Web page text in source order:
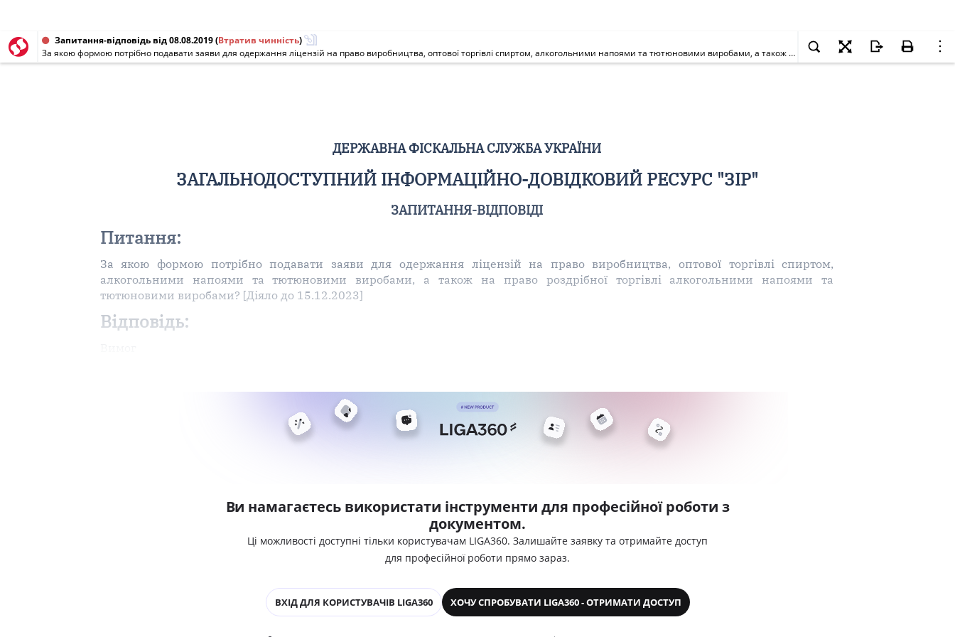
Запитання-відповідь від 08.08.2019(Втратив чинність)
За якою формою потрібно подавати заяви для одержання ліцензій на право виробництва, оптової торгівлі спиртом, алкогольними напоями та тютюновими виробами, а також на право роздрібної торгівлі алкогольними напоями та тютюновими виробами? [Діяло до 15.12.2023]
ДЕРЖАВНА ФІСКАЛЬНА СЛУЖБА УКРАЇНИ
ЗАГАЛЬНОДОСТУПНИЙ ІНФОРМАЦІЙНО-ДОВІДКОВИЙ РЕСУРС "ЗІР"
ЗАПИТАННЯ-ВІДПОВІДІ
Питання:
За якою формою потрібно подавати заяви для одержання ліцензій на право виробництва, оптової торгівлі спиртом,
алкогольними напоями та тютюновими виробами, а також на право роздрібної торгівлі алкогольними напоями та
тютюновими виробами? [Діяло до 15.12.2023]
Відповідь:
Ви намагаєтесь використати інструменти для професійної роботи з
документом.
Ці можливості доступні тільки користувачам LIGA360. Залишайте заявку та отримайте доступ
для професійної роботи прямо зараз.
ВХІД ДЛЯ КОРИСТУВАЧІВ LIGA360 ХОЧУ СПРОБУВАТИ LIGA360 - ОТРИМАТИ ДОСТУП